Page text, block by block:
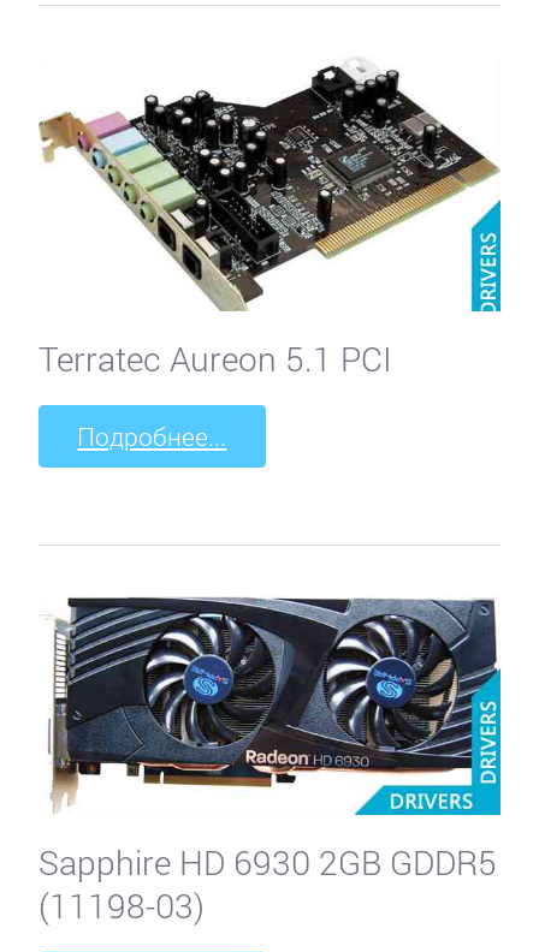
Terratec Aureon 5.1 PCI
Подробнее...
Sapphire HD 6930 2GB GDDR5
(11198-03)